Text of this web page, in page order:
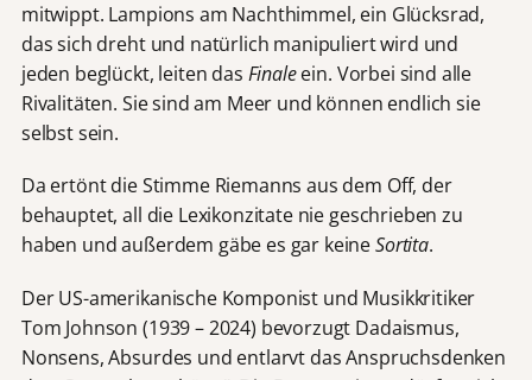
mitwippt. Lampions am Nachthimmel, ein Glücksrad,
das sich dreht und natürlich manipuliert wird und
jeden beglückt, leiten das Finaleein. Vorbei sind alle
Rivalitäten. Sie sind am Meer und können endlich sie
selbst sein.
Da ertönt die Stimme Riemanns aus dem Off, der
behauptet, all die Lexikonzitate nie geschrieben zu
haben und außerdem gäbe es gar keineSortita.
Der US-amerikanische Komponist und Musikkritiker
Tom Johnson (1939 – 2024) bevorzugt Dadaismus,
Nonsens, Absurdes und entlarvt das Anspruchsdenken